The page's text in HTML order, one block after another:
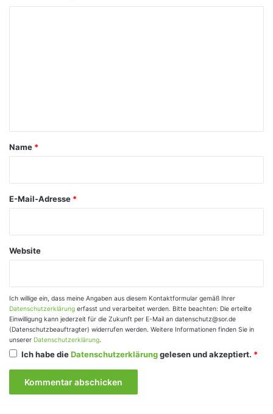
a
Name *
E-Mail-Adresse *
Website
Ich willige ein, dass meine Angaben aus diesem Kontaktformular gemäß Ihrer
Datenschutzerklärung erfasst und verarbeitet werden. Bitte beachten: Die erteilte
Einwilligung kann jederzeit für die Zukunft per E-Mail an datenschutz@sor.de
(Datenschutzbeauftragter) widerrufen werden. Weitere Informationen finden Sie in
unserer Datenschutzerklärung.
Ich habe dieDatenschutzerklärunggelesen und akzeptiert. *